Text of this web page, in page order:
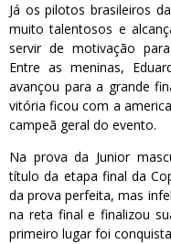
Já os pilotos brasileiros
muito talentosos e
servir de motivação
Entre as meninas,
avançou para a grande
vitória ficou com a
campeã geral do evento.
Na prova da Junior
título da etapa final da
da prova perfeita, mas
na reta final e finalizou
primeiro lugar foi